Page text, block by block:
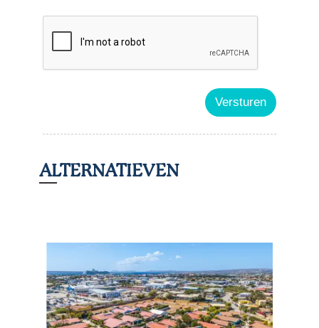
ALTERNATIEVEN